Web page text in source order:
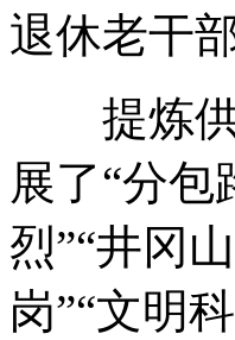
退休老干部
提炼供
展了“分包
烈”“井冈
岗”“文明